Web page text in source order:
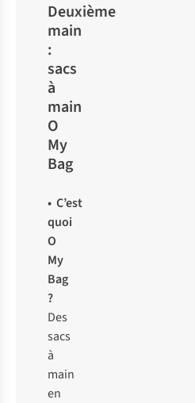
Deuxième
main
:
sacs
à
main
O
My
Bag
• C’est
quoi
O
My
Bag
?
Des
sacs
à
main
en